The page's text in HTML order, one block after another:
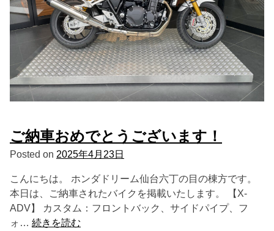
ご納車おめでとうございます！
Posted on 2025年4月23日
こんにちは。 ホンダドリーム仙台六丁の目の棟方です。
本日は、ご納車されたバイクを掲載いたします。 【X-
ADV】 カスタム：フロントバック、サイドパイプ、フ
ォ… 続きを読む